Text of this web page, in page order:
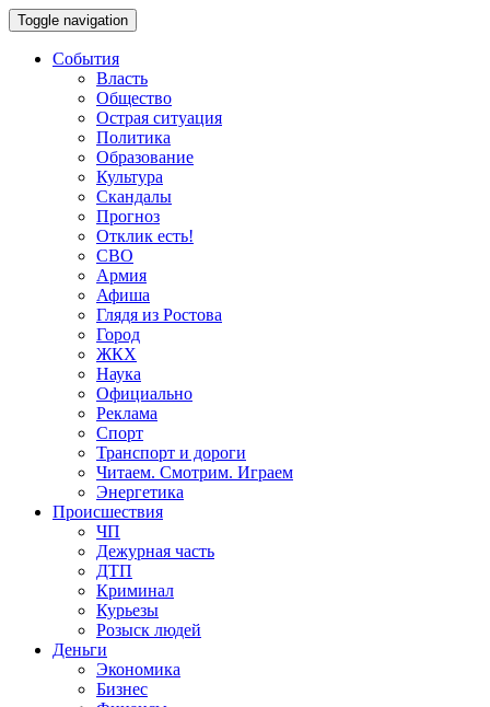
Toggle navigation
События
Власть
Общество
Острая ситуация
Политика
Образование
Культура
Скандалы
Прогноз
Отклик есть!
СВО
Армия
Афиша
Глядя из Ростова
Город
ЖКХ
Наука
Официально
Реклама
Спорт
Транспорт и дороги
Читаем. Смотрим. Играем
Энергетика
Происшествия
ЧП
Дежурная часть
ДТП
Криминал
Курьезы
Розыск людей
Деньги
Экономика
Бизнес